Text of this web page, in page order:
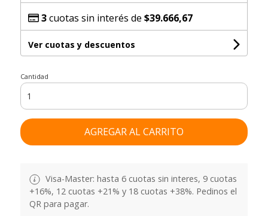
3cuotas sin interés de $39.666,67
Ver cuotas y descuentos
Cantidad
AGREGAR AL CARRITO
Visa-Master: hasta 6 cuotas sin interes, 9 cuotas
+16%, 12 cuotas +21% y 18 cuotas +38%. Pedinos el
QR para pagar.